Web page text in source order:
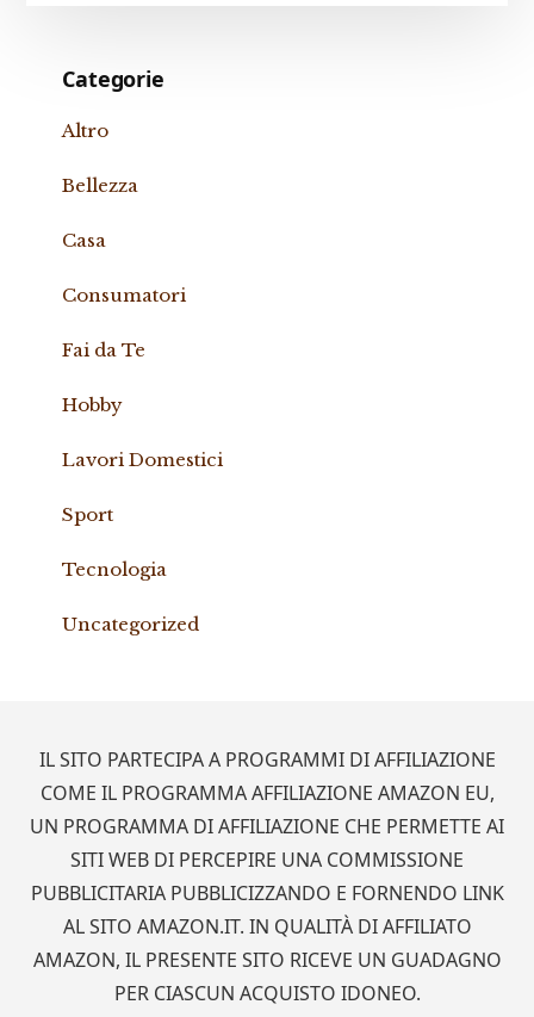
Categorie
Altro
Bellezza
Casa
Consumatori
Fai da Te
Hobby
Lavori Domestici
Sport
Tecnologia
Uncategorized
IL SITO PARTECIPA A PROGRAMMI DI AFFILIAZIONE
COME IL PROGRAMMA AFFILIAZIONE AMAZON EU,
UN PROGRAMMA DI AFFILIAZIONE CHE PERMETTE AI
SITI WEB DI PERCEPIRE UNA COMMISSIONE
PUBBLICITARIA PUBBLICIZZANDO E FORNENDO LINK
AL SITO AMAZON.IT. IN QUALITÀ DI AFFILIATO
AMAZON, IL PRESENTE SITO RICEVE UN GUADAGNO
PER CIASCUN ACQUISTO IDONEO.